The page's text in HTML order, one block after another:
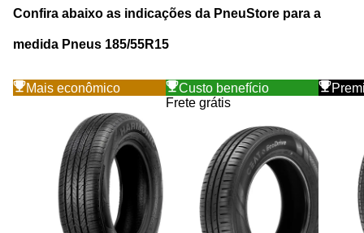
Confira abaixo as indicações da PneuStore para a
medida Pneus 185/55R15
Mais econômico
Custo benefício
Frete grátis